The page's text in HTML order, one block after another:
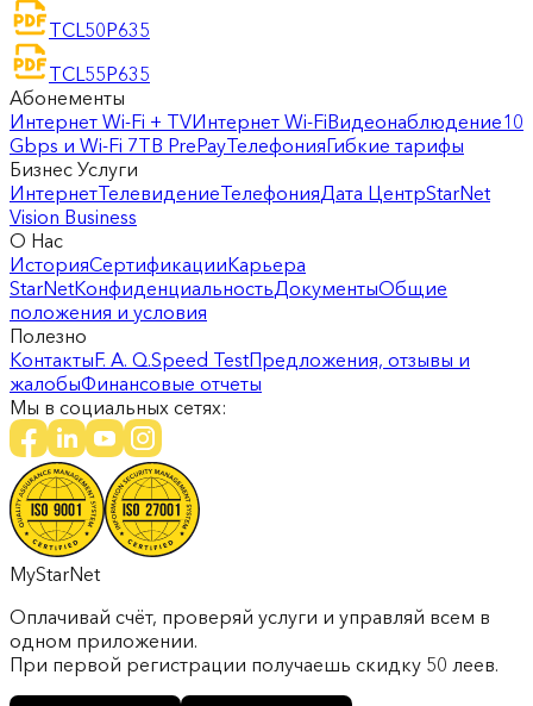
TCL50P635
TCL55P635
Абонементы
Интернет Wi-Fi + TVИнтернет Wi-FiВидеонаблюдение10
Gbps и Wi-Fi 7ТВ PrePayТелефонияГибкие тарифы
Бизнес Услуги
ИнтернетТелевидениеТелефонияДата ЦентрStarNet
Vision Business
О Нас
ИсторияСертификацииКарьера
StarNetКонфиденциальностьДокументыОбщие
положения и условия
Полезно
КонтактыF. A. Q.Speed TestПредложения, отзывы и
жалобыФинансовые отчеты
Мы в социальных сетях:
MyStarNet
Оплачивай счёт, проверяй услуги и управляй всем в
одном приложении.
При первой регистрации получаешь скидку 50 леев.